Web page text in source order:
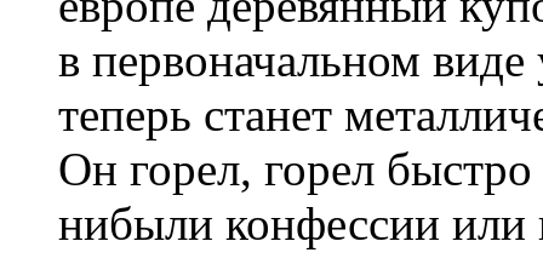
в первоначальном виде
теперь станет
Он горел, горел
нибыли конфессии или